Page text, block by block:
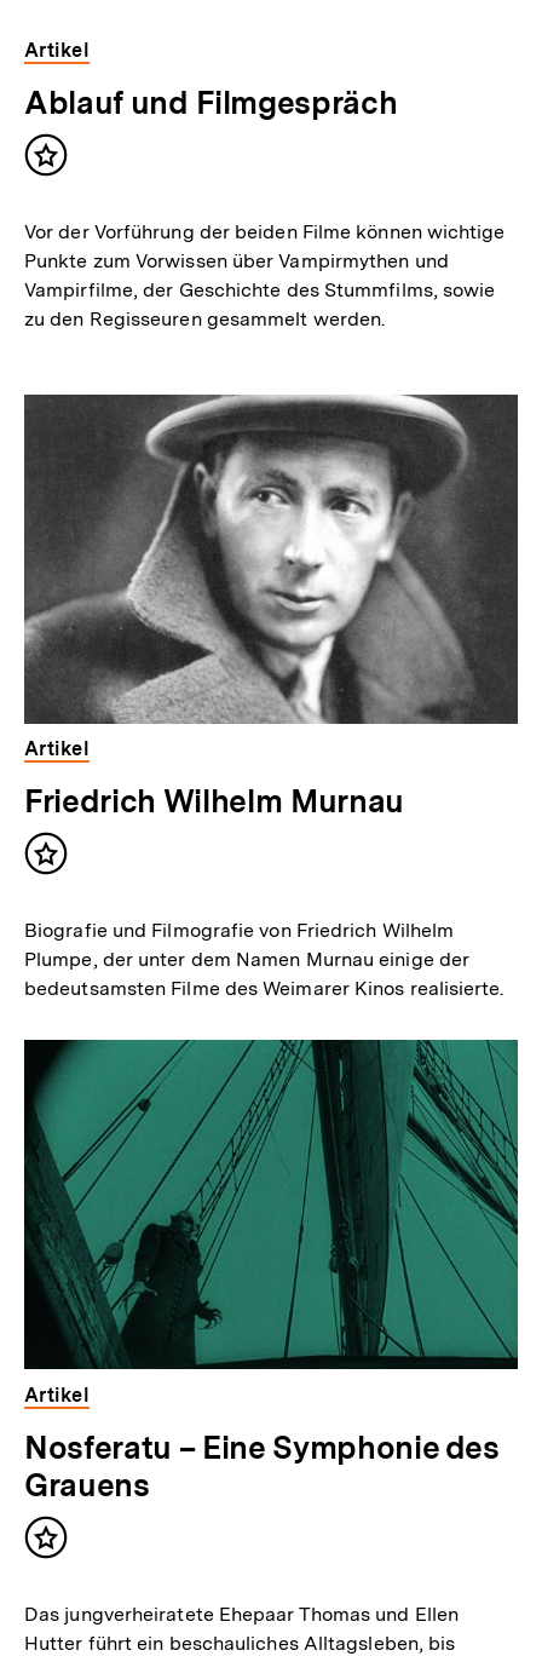
Artikel
Ablauf und Filmgespräch
Inhalt
Vor der Vorführung der beiden Filme können wichtige
Punkte zum Vorwissen über Vampirmythen und
Vampirfilme, der Geschichte des Stummfilms, sowie
zu den Regisseuren gesammelt werden.
Artikel
Friedrich Wilhelm Murnau
Inhalt
Biografie und Filmografie von Friedrich ­Wilhelm
Plumpe, der unter dem Namen Murnau einige der
bedeutsamsten Filme des Weimarer Kinos realisierte.
Artikel
Nosferatu – Eine Symphonie des
Grauens
Inhalt
Das jungverheiratete Ehepaar Thomas und Ellen
Hutter führt ein beschauliches Alltagsleben, bis